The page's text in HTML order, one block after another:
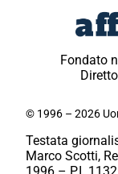
Fondato
© 1996 – 2026
Testata
Marco Scotti,